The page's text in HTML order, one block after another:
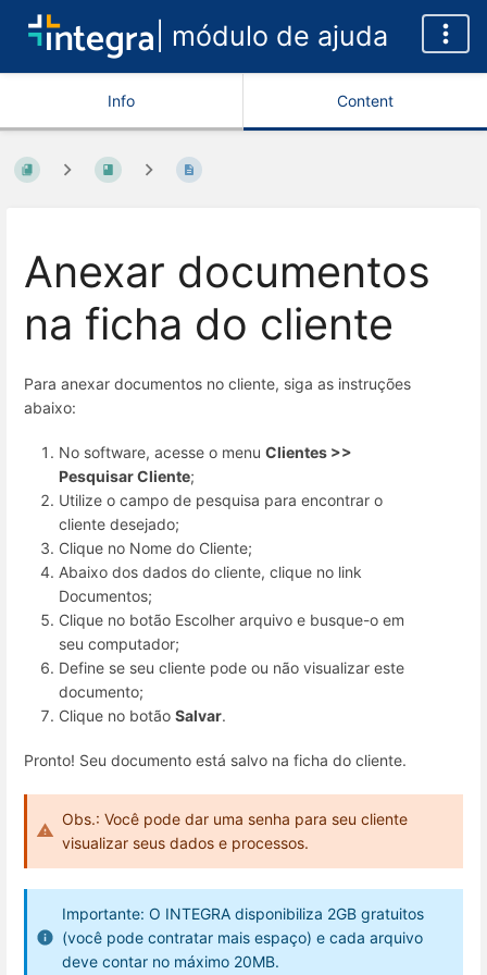
| módulo de ajuda
Info Content
Anexar documentos
na ficha do cliente
Para anexar documentos no cliente, siga as instruções
abaixo:
No software, acesse o menu Clientes >>
Pesquisar Cliente;
Utilize o campo de pesquisa para encontrar o
cliente desejado;
Clique no Nome do Cliente;
Abaixo dos dados do cliente, clique no link
Documentos;
Clique no botão Escolher arquivo e busque-o em
seu computador;
Define se seu cliente pode ou não visualizar este
documento;
Clique no botão Salvar.
Pronto! Seu documento está salvo na ficha do cliente.
Obs.: Você pode dar uma senha para seu cliente
visualizar seus dados e processos.
Importante: O INTEGRA disponibiliza 2GB gratuitos
(você pode contratar mais espaço) e cada arquivo
deve contar no máximo 20MB.